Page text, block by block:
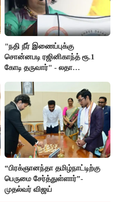
"நதி நீர் இணைப்புக்கு
சொன்னபடி ரஜினிகாந்த் ரூ.1
கோடி தருவார்" - லதா
“பிரக்ஞானந்தா தமிழ்நாட்டிற்கு
பெருமை சேர்த்துள்ளார்”-
முதல்வர் விஜய்